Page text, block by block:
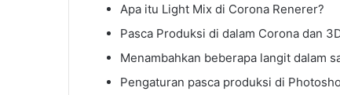
Apa itu Light Mix di Corona Renerer?
Pasca Produksi di dalam Corona dan
Menambahkan beberapa langit dalam
Pengaturan pasca produksi di